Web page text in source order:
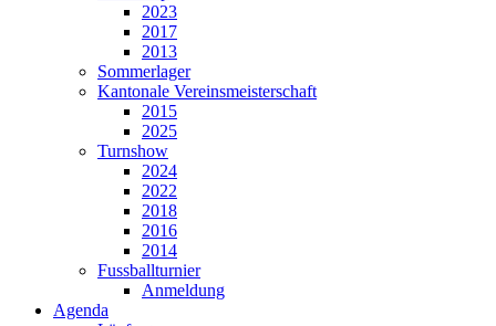
2023
2017
2013
Sommerlager
Kantonale Vereinsmeisterschaft
2015
2025
Turnshow
2024
2022
2018
2016
2014
Fussballturnier
Anmeldung
Agenda